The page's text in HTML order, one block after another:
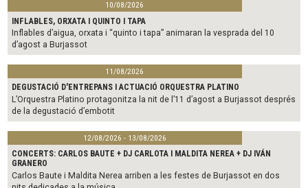
10/08/2026
INFLABLES, ORXATA I QUINTO I TAPA
Inflables d’aigua, orxata i “quinto i tapa” animaran la vesprada del 10
d’agost a Burjassot
11/08/2026
DEGUSTACIÓ D'ENTREPANS I ACTUACIÓ ORQUESTRA PLATINO
L’Orquestra Platino protagonitza la nit de l’11 d’agost a Burjassot després
de la degustació d’embotit
12/08/2026 - 13/08/2026
CONCERTS: CARLOS BAUTE + DJ CARLOTA I MALDITA NEREA + DJ IVÁN
GRANERO
Carlos Baute i Maldita Nerea arriben a les festes de Burjassot en dos